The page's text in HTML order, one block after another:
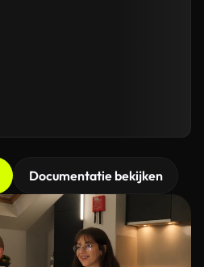
Documentatie bekijken